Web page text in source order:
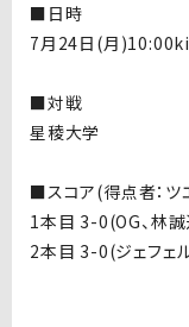
■日時
7月24日(月
■対戦
星稜大学
■スコア(得点者：ツ
1本目 3-0(OG、林
2本目 3-0(ジェフェ